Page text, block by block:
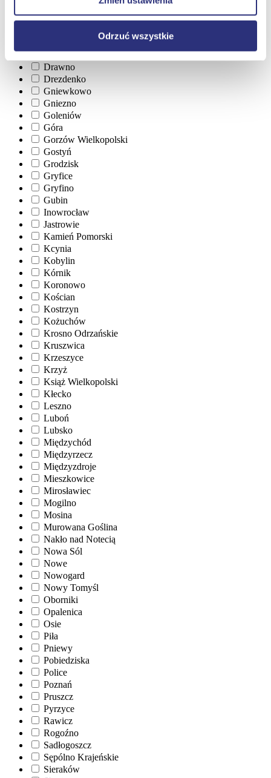
Odrzuć wszystkie
Choszczno
Dębno
Drawno
Drezdenko
Gniewkowo
Gniezno
Goleniów
Góra
Gorzów Wielkopolski
Gostyń
Grodzisk
Gryfice
Gryfino
Gubin
Inowrocław
Jastrowie
Kamień Pomorski
Kcynia
Kobylin
Kórnik
Koronowo
Kościan
Kostrzyn
Kożuchów
Krosno Odrzańskie
Kruszwica
Krzeszyce
Krzyż
Książ Wielkopolski
Kłecko
Leszno
Luboń
Lubsko
Międzychód
Międzyrzecz
Międzyzdroje
Mieszkowice
Mirosławiec
Mogilno
Mosina
Murowana Goślina
Nakło nad Notecią
Nowa Sól
Nowe
Nowogard
Nowy Tomyśl
Oborniki
Opalenica
Osie
Piła
Pniewy
Pobiedziska
Police
Poznań
Pruszcz
Pyrzyce
Rawicz
Rogoźno
Sadłogoszcz
Sępólno Krajeńskie
Sieraków